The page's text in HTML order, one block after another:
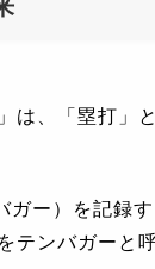
は、「塁打」
ガー）を記録
テンバガーと